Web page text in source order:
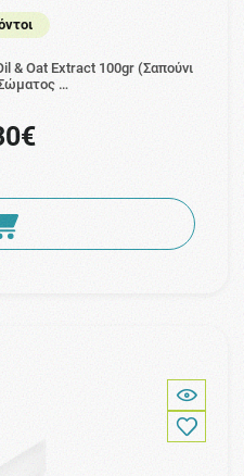
& Oat Extract 100gr (Σαπούνι
…